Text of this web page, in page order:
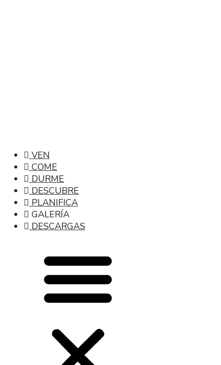
VEN
COME
DURME
DESCUBRE
PLANIFICA
GALERÍA
DESCARGAS